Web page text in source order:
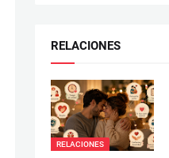
RELACIONES
RELACIONES